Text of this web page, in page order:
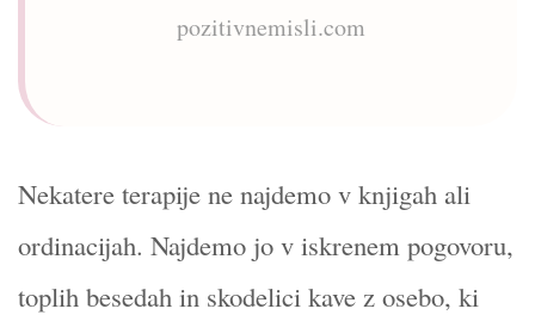
pozitivnemisli.com
Nekatere terapije ne najdemo v knjigah ali
ordinacijah. Najdemo jo v iskrenem pogovoru,
toplih besedah in skodelici kave z osebo, ki